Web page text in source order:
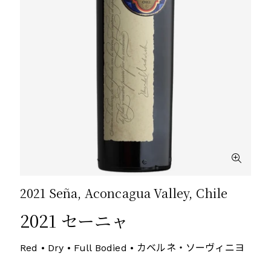
2021 Seña, Aconcagua Valley, Chile
2021 セーニャ
Red • Dry • Full Bodied • カベルネ・ソーヴィニヨ